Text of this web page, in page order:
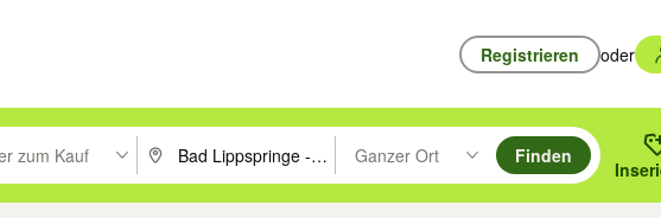
Registrieren oder
suchen, oder Vorschläge mit den Pfeiltasten nach oben/unten durchsuchen und mit
zum Kauf PLZ oder Ort eingeben. Eingabetaste drücken um zu suchen, oder
Ganzer Ort
Suche im Umkreis des gewählten Orts oder
Finden